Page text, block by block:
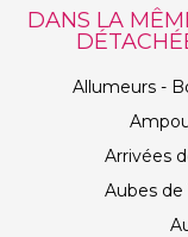
DANS LA
Allumeurs -
Arrivées
Aubes